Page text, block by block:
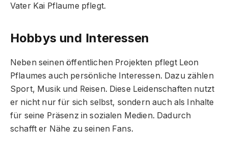
Vater Kai Pflaume pflegt.
Hobbys und Interessen
Neben seinen öffentlichen Projekten pflegt Leon
Pflaumes auch persönliche Interessen. Dazu zählen
Sport, Musik und Reisen. Diese Leidenschaften nutzt
er nicht nur für sich selbst, sondern auch als Inhalte
für seine Präsenz in sozialen Medien. Dadurch
schafft er Nähe zu seinen Fans.